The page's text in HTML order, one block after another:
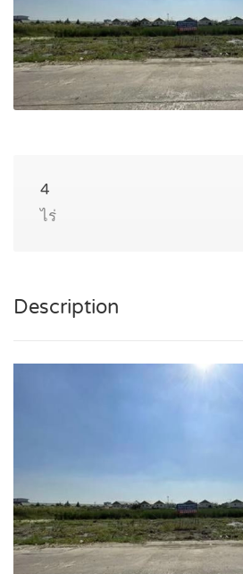
4
ไร่
Description